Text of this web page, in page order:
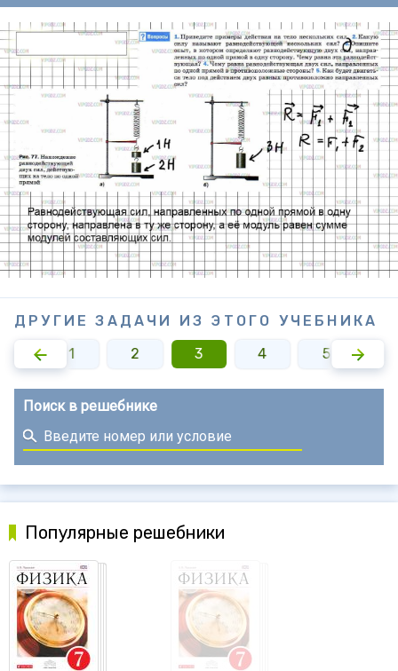
ДРУГИЕ ЗАДАЧИ ИЗ ЭТОГО УЧЕБНИКА
1
2 3 4 5
Поиск в решебнике
Популярные решебники